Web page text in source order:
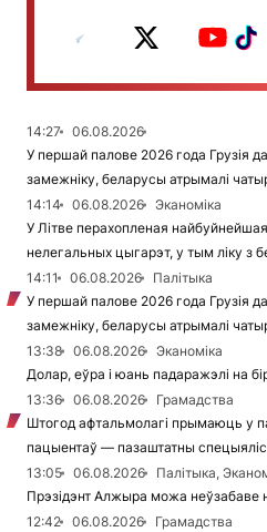
14:27
06.08.2026
У першай палове 2026 года Грузія
замежніку, беларусы атрымалі
14:14
06.08.2026
Эканоміка
У Літве перахопленая
нелегальных цыгарэт, у тым ліку з
14:11
06.08.2026
Палітыка
У першай палове 2026 года Грузія
замежніку, беларусы атрымалі
13:38
06.08.2026
Эканоміка
Долар, еўра і юань падаражэлі на
13:36
06.08.2026
Грамадства
Штогод афтальмолагі прымаюць у
пацыентаў — пазаштатны
13:05
06.08.2026
Палітыка,
Прэзідэнт Алжыра можа неўзабаве
12:42
06.08.2026
Грамадства